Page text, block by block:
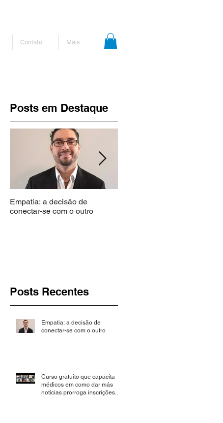
Contato Mais
Posts em Destaque
Empatia: a decisão de
conectar-se com o outro
Posts Recentes
Empatia: a decisão de
conectar-se com o outro
Curso gratuito que capacita
médicos em como dar más
notícias prorroga inscrições